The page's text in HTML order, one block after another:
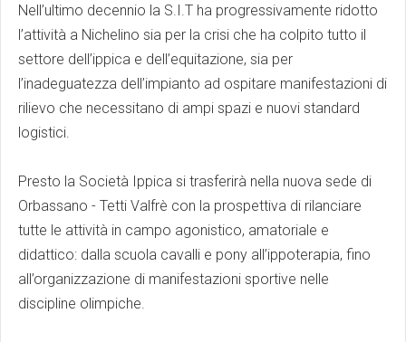
Nell’ultimo decennio la S.I.T ha progressivamente ridotto
l’attività a Nichelino sia per la crisi che ha colpito tutto il
settore dell’ippica e dell’equitazione, sia per
l’inadeguatezza dell’impianto ad ospitare manifestazioni di
rilievo che necessitano di ampi spazi e nuovi standard
logistici.
Presto la Società Ippica si trasferirà nella nuova sede di
Orbassano - Tetti Valfrè con la prospettiva di rilanciare
tutte le attività in campo agonistico, amatoriale e
didattico: dalla scuola cavalli e pony all’ippoterapia, fino
all’organizzazione di manifestazioni sportive nelle
discipline olimpiche.